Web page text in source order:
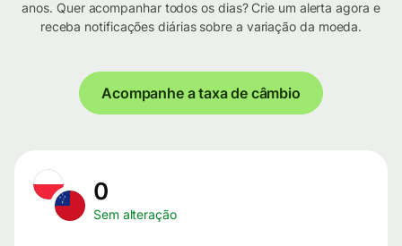
anos. Quer acompanhar todos os dias? Crie um alerta agora e
receba notificações diárias sobre a variação da moeda.
Acompanhe a taxa de câmbio
0
Sem alteração